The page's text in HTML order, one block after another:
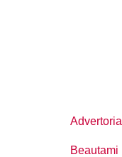
Advertorial
Beautami